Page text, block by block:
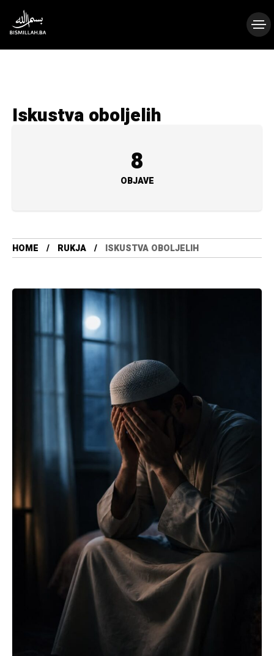
Iskustva oboljelih
8
OBJAVE
HOME RUKJA ISKUSTVA OBOLJELIH